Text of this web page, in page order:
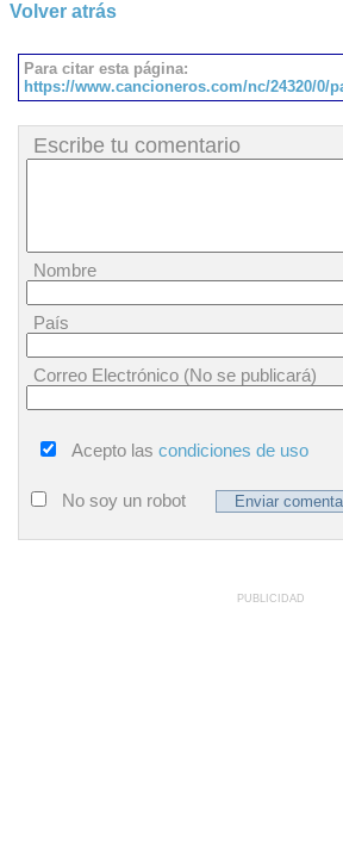
Volver atrás
Para citar esta página:
https://www.cancioneros.com/nc/24320/0/
Escribe tu comentario
Nombre
País
Correo Electrónico (No se publicará)
Acepto las condiciones de uso
No soy un robot
PUBLICIDAD